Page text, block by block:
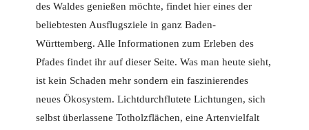
des Waldes genießen möchte, findet hier eines der
beliebtesten Ausflugsziele in ganz Baden-
Württemberg. Alle Informationen zum Erleben des
Pfades findet ihr auf dieser Seite. Was man heute sieht,
ist kein Schaden mehr sondern ein faszinierendes
neues Ökosystem. Lichtdurchflutete Lichtungen, sich
selbst überlassene Totholzflächen, eine Artenvielfalt